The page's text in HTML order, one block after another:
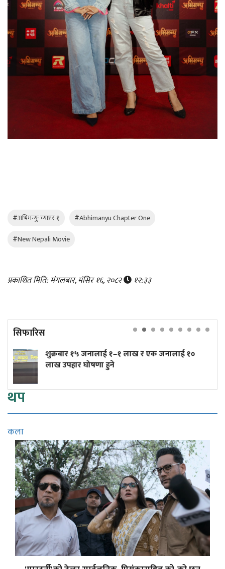
#अभिमन्युः च्याप्टर १
#Abhimanyu Chapter One
#New Nepali Movie
प्रकाशित मिति: मंगलबार, मंसिर १६, २०८२ १२:३३
सिफारिस
१०
त्रिपुरेश्वरमा तीव्र गतिमा बनिरहेको टुकुचा
(तस्बिरहरू)
थप
कला